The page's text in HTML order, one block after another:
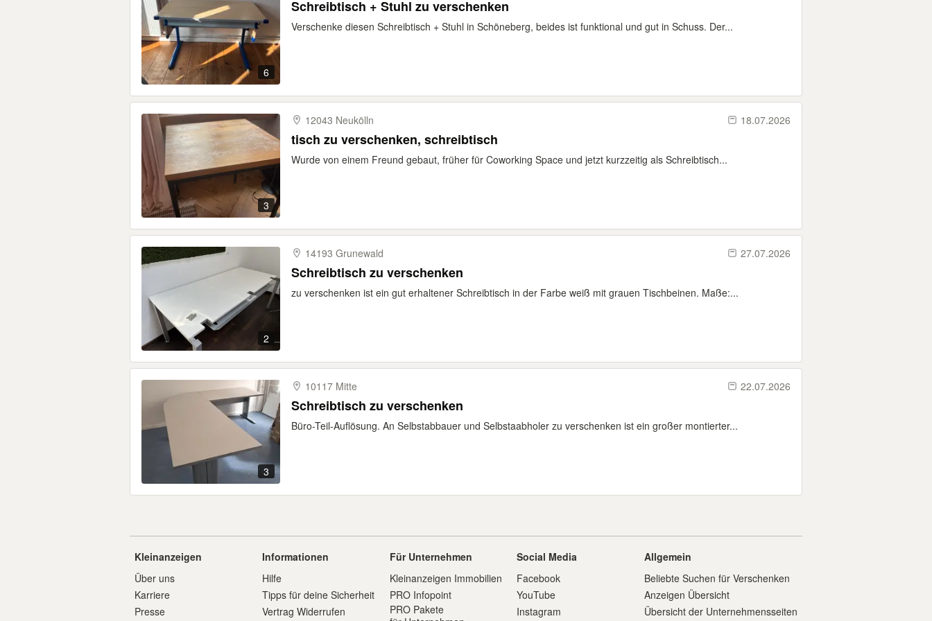
6
Schreibtisch + Stuhl zu verschenken
Verschenke diesen Schreibtisch + Stuhl in Schöneberg, beides ist funktional und gut in Schuss. Der...
3
12043 Neukölln 18.07.2026
tisch zu verschenken, schreibtisch
Wurde von einem Freund gebaut, früher für Coworking Space und jetzt kurzzeitig als Schreibtisch...
2
14193 Grunewald 27.07.2026
Schreibtisch zu verschenken
zu verschenken ist ein gut erhaltener Schreibtisch in der Farbe weiß mit grauen Tischbeinen. Maße:...
3
10117 Mitte 22.07.2026
Schreibtisch zu verschenken
Büro-Teil-Auflösung. An Selbstabbauer und Selbstaabholer zu verschenken ist ein großer montierter...
Kleinanzeigen
Über uns
Karriere
Presse
Informationen
Hilfe
Tipps für deine Sicherheit
Vertrag Widerrufen
Für Unternehmen
Kleinanzeigen Immobilien
PRO Infopoint
PRO Pakete
Social Media
Facebook
YouTube
Instagram
Allgemein
Beliebte Suchen für Verschenken
Anzeigen Übersicht
Übersicht der Unternehmensseiten